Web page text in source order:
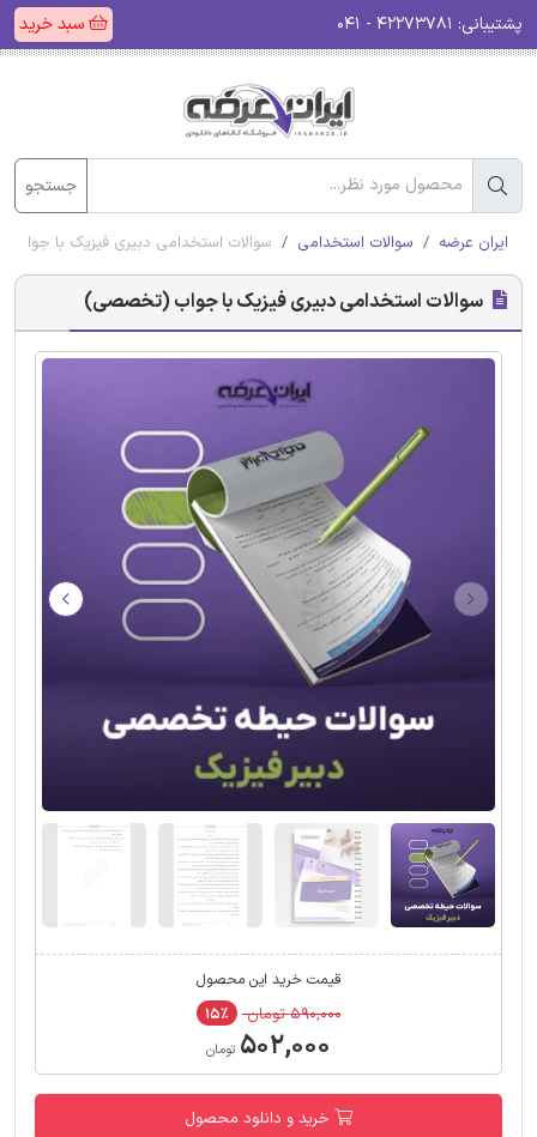
پشتیبانی: سبد خرید
جستجو
ایران عرضه سوالات استخدامی سوالات استخدامی دبیری فیزیک با
سوالات استخدامی دبیری فیزیک با جواب (تخصصی)
قیمت خرید این محصول
۵۹۰,۰۰۰ تومان ۱۵٪
۵۰۲,۰۰۰ تومان
خرید و دانلود محصول